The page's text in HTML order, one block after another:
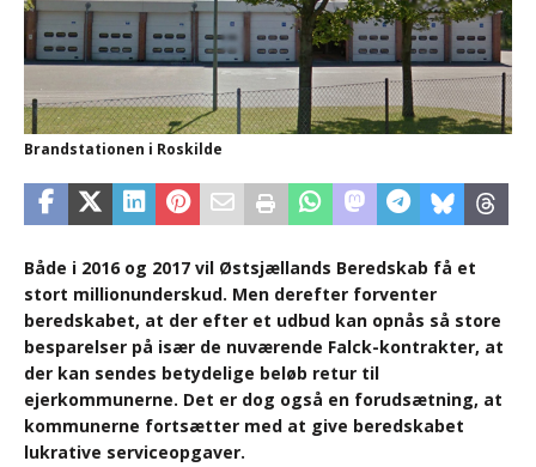
Brandstationen i Roskilde
Både i 2016 og 2017 vil Østsjællands Beredskab få et
stort millionunderskud. Men derefter forventer
beredskabet, at der efter et udbud kan opnås så store
besparelser på især de nuværende Falck-kontrakter, at
der kan sendes betydelige beløb retur til
ejerkommunerne. Det er dog også en forudsætning, at
kommunerne fortsætter med at give beredskabet
lukrative serviceopgaver.